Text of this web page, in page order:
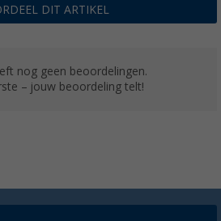
DIT ARTIKEL
nog geen beoordelingen.
– jouw beoordeling telt!